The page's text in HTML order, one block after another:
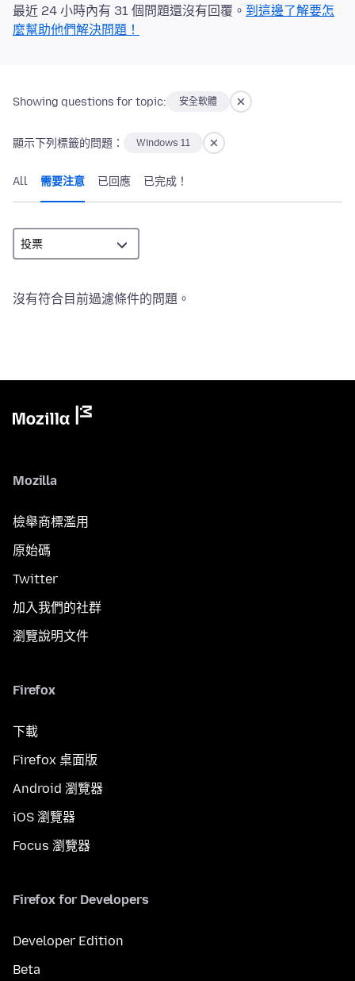
最近 24 小時內有 31 個問題還沒有回覆。 到這邊了解要怎
麼幫助他們解決問題！
Showing questions for topic: 安全軟體
顯示下列標籤的問題： Windows 11
All 需要注意 已回應 已完成！
沒有符合目前過濾條件的問題。
Mozilla
檢舉商標濫用
原始碼
Twitter
加入我們的社群
瀏覽說明文件
Firefox
下載
Firefox 桌面版
Android 瀏覽器
iOS 瀏覽器
Focus 瀏覽器
Firefox for Developers
Developer Edition
Beta